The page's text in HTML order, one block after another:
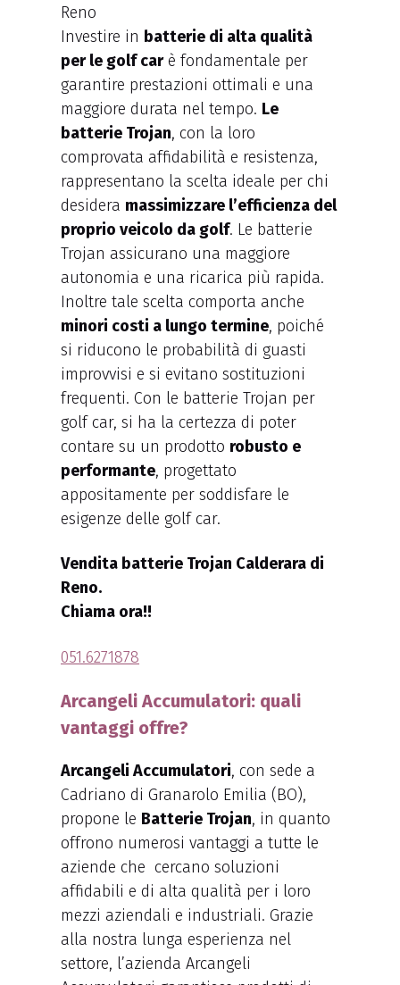
Investire in batterie di alta qualità
per le golf carè fondamentale per
garantire prestazioni ottimali e una
maggiore durata nel tempo. Le
batterie Trojan, con la loro
comprovata affidabilità e resistenza,
rappresentano la scelta ideale per chi
desidera massimizzare l’efficienza del
proprio veicolo da golf. Le batterie
Trojan assicurano una maggiore
autonomia e una ricarica più rapida.
Inoltre tale scelta comporta anche
minori costi a lungo termine, poiché
si riducono le probabilità di guasti
improvvisi e si evitano sostituzioni
frequenti. Con le batterie Trojan per
golf car, si ha la certezza di poter
contare su un prodotto robusto e
performante, progettato
appositamente per soddisfare le
esigenze delle golf car.
Vendita batterie Trojan Calderara di
Reno.
Chiama ora!!
051.6271878
Arcangeli Accumulatori: quali
vantaggi offre?
Arcangeli Accumulatori, con sede a
Cadriano di Granarolo Emilia (BO),
propone le Batterie Trojan, in quanto
offrono numerosi vantaggi a tutte le
aziende che cercano soluzioni
affidabili e di alta qualità per i loro
mezzi aziendali e industriali. Grazie
alla nostra lunga esperienza nel
settore, l’azienda Arcangeli